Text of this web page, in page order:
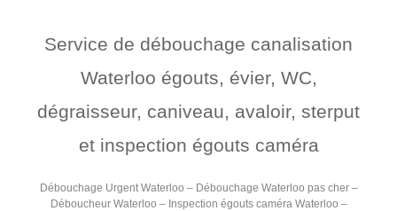
Service de débouchage canalisation
Waterloo égouts, évier, WC,
dégraisseur, caniveau, avaloir, sterput
et inspection égouts caméra
Débouchage Urgent Waterloo – Débouchage Waterloo pas cher –
Déboucheur Waterloo – Inspection égouts caméra Waterloo –